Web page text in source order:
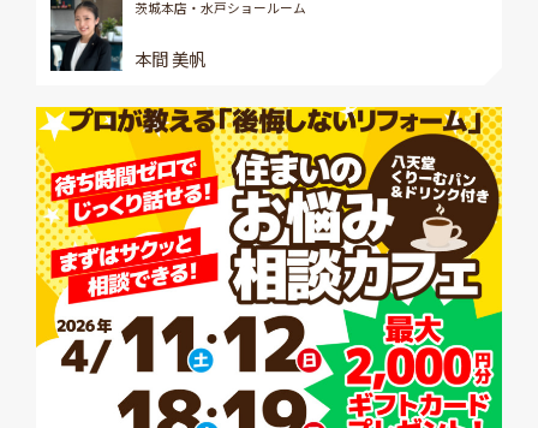
茨城本店・水戸ショールーム
本間 美帆